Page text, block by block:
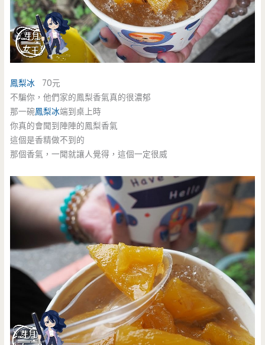
鳳梨冰 70元
不騙你，他們家的鳳梨香氣真的很濃郁
那一碗鳳梨冰端到桌上時
你真的會聞到陣陣的鳳梨香氣
這個是香精做不到的
那個香氣，一聞就讓人覺得，這個一定很威